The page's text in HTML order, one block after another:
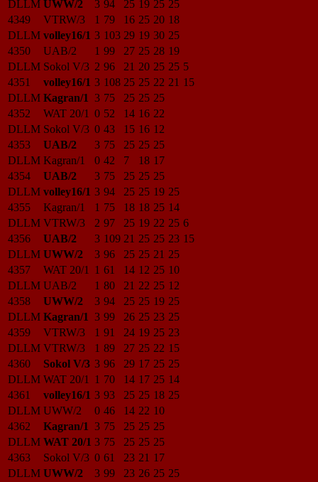
DLLM UWW/2 3 94 25 19 25 25
4349
VTRW/3 1 79 16 25 20 18
DLLM volley16/1 3 103 29 19 30 25
4350
UAB/2 1 99 27 25 28 19
DLLM Sokol V/3 2 96 21 20 25 25 5
4351
volley16/1 3 108 25 25 22 21 15
DLLM Kagran/1 3 75 25 25 25
4352
WAT 20/1 0 52 14 16 22
DLLM Sokol V/3 0 43 15 16 12
4353
UAB/2 3 75 25 25 25
DLLM Kagran/1 0 42 7 18 17
4354
UAB/2 3 75 25 25 25
DLLM volley16/1 3 94 25 25 19 25
4355
Kagran/1 1 75 18 18 25 14
DLLM VTRW/3 2 97 25 19 22 25 6
4356
UAB/2 3 109 21 25 25 23 15
DLLM UWW/2 3 96 25 25 21 25
4357
WAT 20/1 1 61 14 12 25 10
DLLM UAB/2 1 80 21 22 25 12
4358
UWW/2 3 94 25 25 19 25
DLLM Kagran/1 3 99 26 25 23 25
4359
VTRW/3 1 91 24 19 25 23
DLLM VTRW/3 1 89 27 25 22 15
4360
Sokol V/3 3 96 29 17 25 25
DLLM WAT 20/1 1 70 14 17 25 14
4361
volley16/1 3 93 25 25 18 25
DLLM UWW/2 0 46 14 22 10
4362
Kagran/1 3 75 25 25 25
DLLM WAT 20/1 3 75 25 25 25
4363
Sokol V/3 0 61 23 21 17
DLLM UWW/2 3 99 23 26 25 25